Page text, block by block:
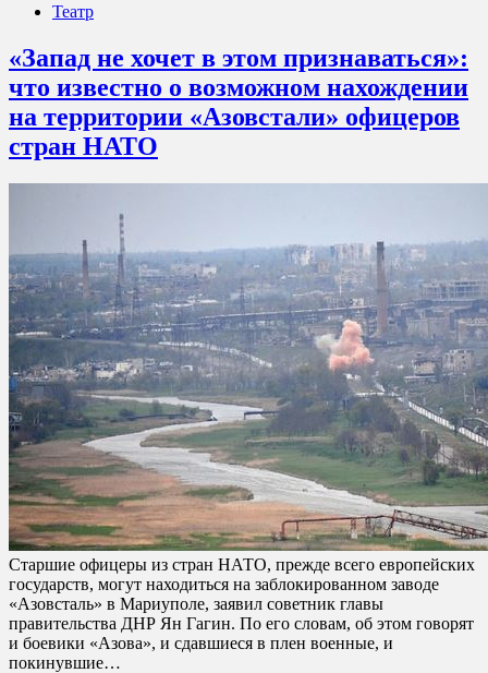
Театр
«Запад не хочет в этом признаваться»:
что известно о возможном нахождении
на территории «Азовстали» офицеров
стран НАТО
Старшие офицеры из стран НАТО, прежде всего европейских
государств, могут находиться на заблокированном заводе
«Азовсталь» в Мариуполе, заявил советник главы
правительства ДНР Ян Гагин. По его словам, об этом говорят
и боевики «Азова», и сдавшиеся в плен военные, и
покинувшие…